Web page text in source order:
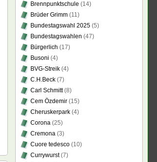
Brennpunktschule (14)
Brüder Grimm (11)
Bundestagswahl 2025 (5)
Bundestagswahlen (47)
Bürgerlich (17)
Busoni (4)
BVG-Streik (4)
C.H.Beck (7)
Carl Schmitt(8)
Cem Özdemir (15)
Cheruskerpark (4)
Corona (25)
Cremona (3)
Cuore tedesco (10)
Currywurst(7)